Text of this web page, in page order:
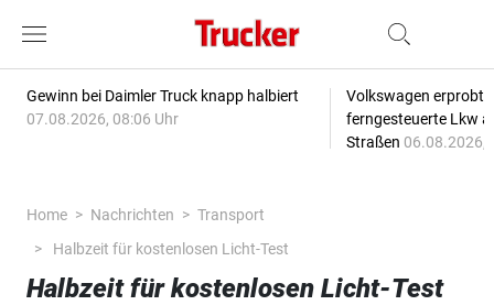
Gewinn bei Daimler Truck knapp halbiert
07.08.2026, 08:06 Uhr
Volkswagen erprobt
ferngesteuerte Lkw
Straßen 06.08.2026,
Home Nachrichten
Transport
Halbzeit für kostenlosen Licht-Test
Halbzeit für kostenlosen Licht-Test